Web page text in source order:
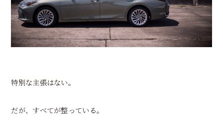
特別な主張はない。
だが、すべてが整っている。